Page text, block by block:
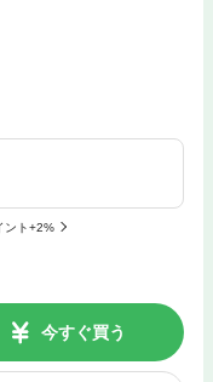
ント+2%
今すぐ買う